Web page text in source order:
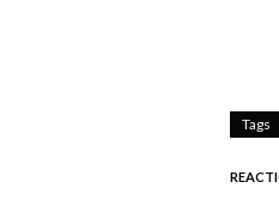
Tags